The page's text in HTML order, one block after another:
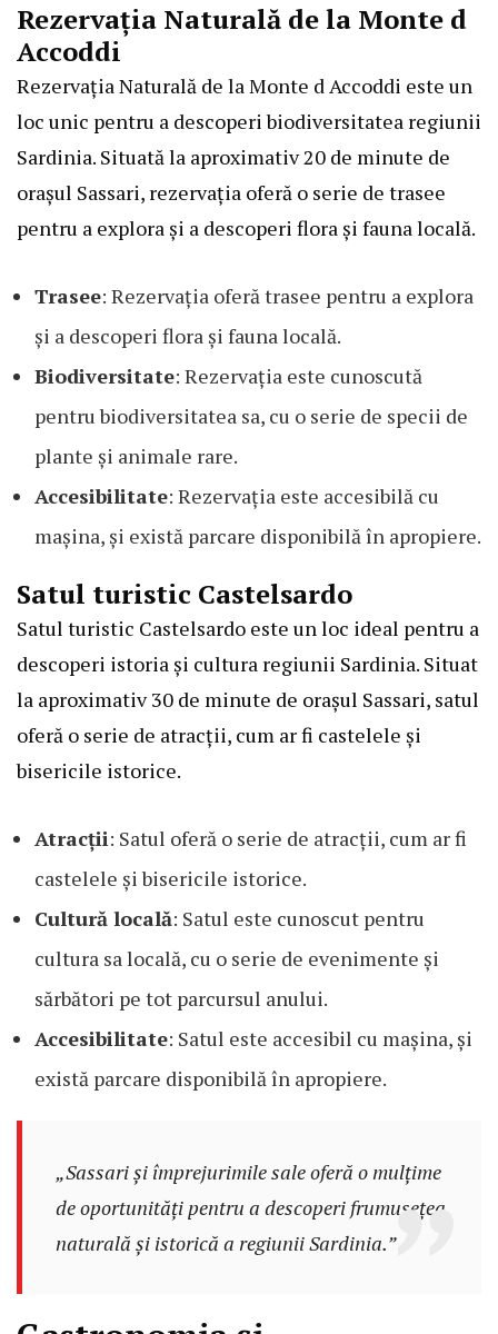
Rezervația Naturală de la Monte d
Accoddi
Rezervația Naturală de la Monte d Accoddi este un
loc unic pentru a descoperi biodiversitatea regiunii
Sardinia. Situată la aproximativ 20 de minute de
orașul Sassari, rezervația oferă o serie de trasee
pentru a explora și a descoperi flora și fauna locală.
Trasee: Rezervația oferă trasee pentru a explora
și a descoperi flora și fauna locală.
Biodiversitate: Rezervația este cunoscută
pentru biodiversitatea sa, cu o serie de specii de
plante și animale rare.
Accesibilitate: Rezervația este accesibilă cu
mașina, și există parcare disponibilă în apropiere.
Satul turistic Castelsardo
Satul turistic Castelsardo este un loc ideal pentru a
descoperi istoria și cultura regiunii Sardinia. Situat
la aproximativ 30 de minute de orașul Sassari, satul
oferă o serie de atracții, cum ar fi castelele și
bisericile istorice.
Atracții: Satul oferă o serie de atracții, cum ar fi
castelele și bisericile istorice.
Cultură locală: Satul este cunoscut pentru
cultura sa locală, cu o serie de evenimente și
sărbători pe tot parcursul anului.
Accesibilitate: Satul este accesibil cu mașina, și
există parcare disponibilă în apropiere.
„Sassari și împrejurimile sale oferă o mulțime
de oportunități pentru a descoperi frumusețea
naturală și istorică a regiunii Sardinia.”